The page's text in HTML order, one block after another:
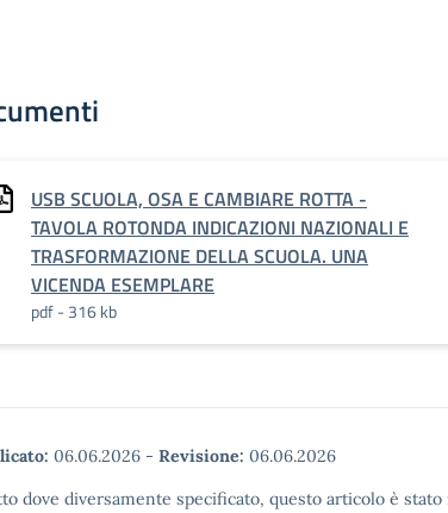
USB SCUOLA, OSA E CAMBIARE ROTTA -
TAVOLA ROTONDA INDICAZIONI NAZIONALI E
TRASFORMAZIONE DELLA SCUOLA. UNA
VICENDA ESEMPLARE
pdf - 316 kb
06.06.2026 - Revisione: 06.06.2026
dove diversamente specificato, questo articolo è